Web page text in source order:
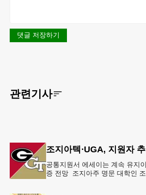
댓글 저장하기
관련기사
공통지원서 에세이는 계속 유지
증 전망 조지아주 명문 대학인